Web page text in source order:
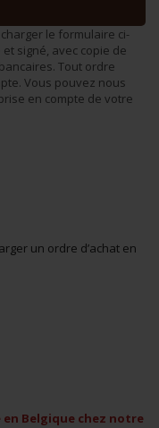
le formulaire ci-
signé, avec copie de
Tout ordre
Vous pouvez nous
en compte de votre
un ordre d’achat en
Belgique chez notre